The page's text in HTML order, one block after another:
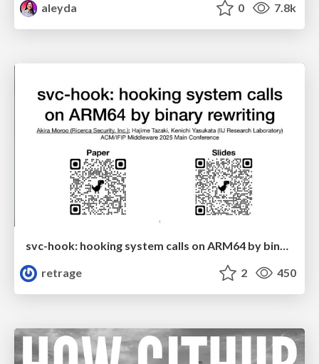
aleyda
0 7.8k
svc-hook: hooking system calls on ARM64 by binary rewriting
retrage
2 450